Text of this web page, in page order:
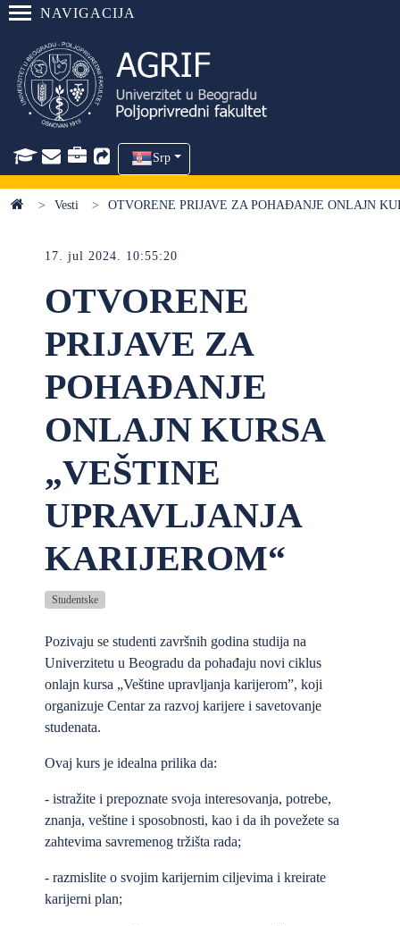
NAVIGACIJA
Srp
Vesti OTVORENE PRIJAVE ZA POHAĐANJE ONLAJN
17. jul 2024. 10:55:20
OTVORENE
PRIJAVE ZA
POHAĐANJE
ONLAJN KURSA
„VEŠTINE
UPRAVLJANJA
KARIJEROM“
Studentske
Pozivaju se studenti završnih godina studija na
Univerzitetu u Beogradu da pohađaju novi ciklus
onlajn kursa „Veštine upravljanja karijerom”, koji
organizuje Centar za razvoj karijere i savetovanje
studenata.
Ovaj kurs je idealna prilika da:
- istražite i prepoznate svoja interesovanja, potrebe,
znanja, veštine i sposobnosti, kao i da ih povežete sa
zahtevima savremenog tržišta rada;
- razmislite o svojim karijernim ciljevima i kreirate
karijerni plan;